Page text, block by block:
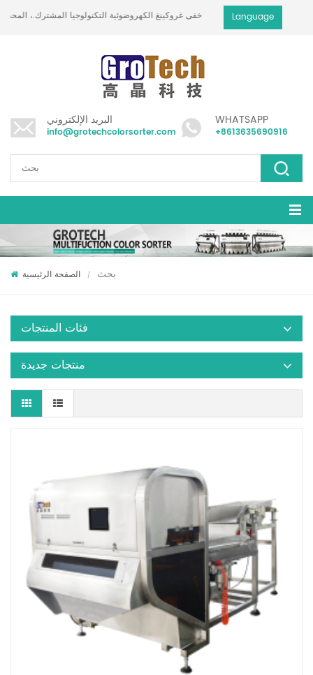
خفى غروكينغ الكهروضوئية التكنولوجيا المشترك.، المحدودة Language
البريد الإلكتروني
info@grotechcolorsorter.com
WHATSAPP
+8613635690916
الصفحة الرئيسية / بحث
فئات المنتجات
منتجات جديدة